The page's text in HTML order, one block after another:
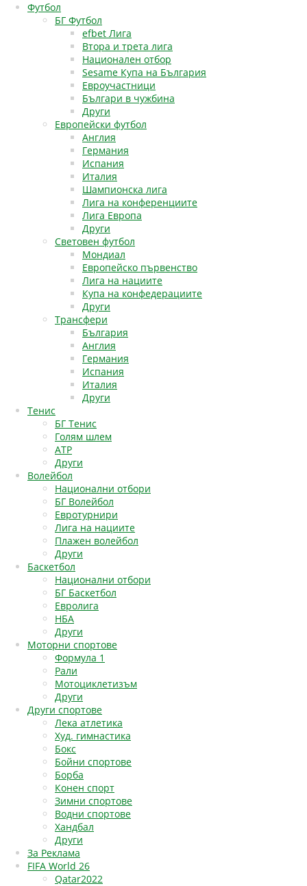
Футбол
БГ Футбол
efbet Лига
Втора и трета лига
Национален отбор
Sesame Купа на България
Евроучастници
Българи в чужбина
Други
Европейски футбол
Англия
Германия
Испания
Италия
Шампионска лига
Лига на конференциите
Лига Европа
Други
Световен футбол
Мондиал
Европейско първенство
Лига на нациите
Купа на конфедерациите
Други
Трансфери
България
Англия
Германия
Испания
Италия
Други
Тенис
БГ Тенис
Голям шлем
АТР
Други
Волейбол
Национални отбори
БГ Волейбол
Евротурнири
Лига на нациите
Плажен волейбол
Други
Баскетбол
Национални отбори
БГ Баскетбол
Евролига
НБА
Други
Моторни спортове
Формула 1
Рали
Мотоциклетизъм
Други
Други спортове
Лека атлетика
Худ. гимнастика
Бокс
Бойни спортове
Борба
Конен спорт
Зимни спортове
Водни спортове
Хандбал
Други
За Реклама
FIFA World 26
Qatar2022